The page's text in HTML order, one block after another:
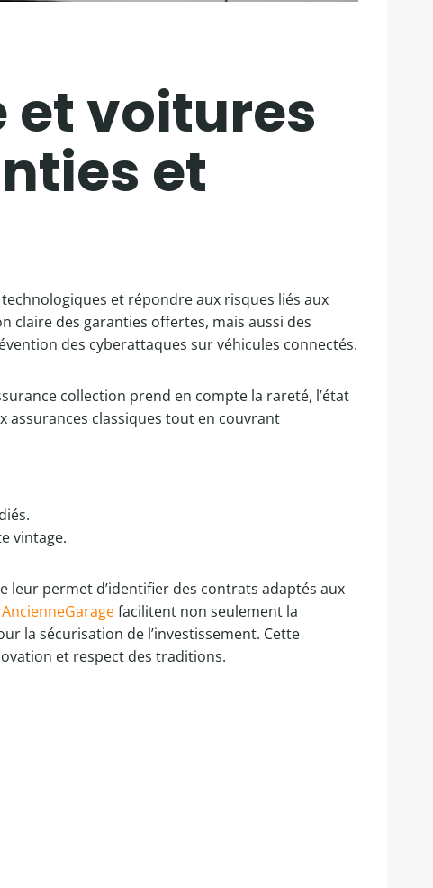
et voitures
et
et répondre aux risques liés aux
claire des garanties offertes, mais aussi des
des cyberattaques sur véhicules connectés.
collection prend en compte la rareté, l’état
assurances classiques tout en couvrant
vintage.
leur permet d’identifier des contrats adaptés aux
facilitent non seulement la
la sécurisation de l’investissement. Cette
et respect des traditions.